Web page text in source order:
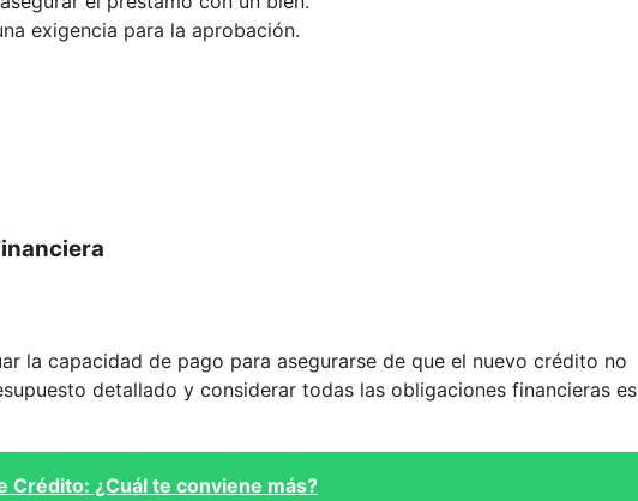
exigencia para la aprobación.
la capacidad de pago para asegurarse de que el nuevo crédito no
detallado y considerar todas las obligaciones financieras es
Crédito: ¿Cuál te conviene más?